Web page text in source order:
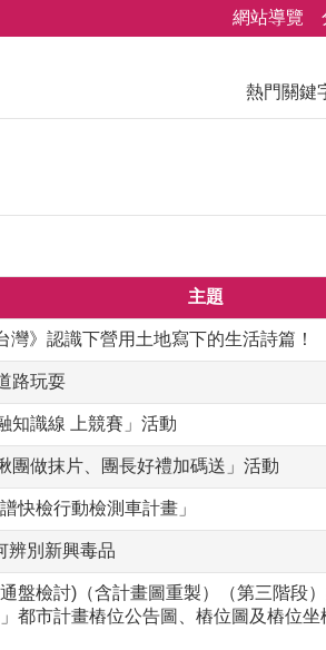
網站導覽
熱門關鍵
主題
》認識下營用土地寫下的生活詩篇！
路玩耍
知識線 上競賽」活動
團做抹片、團長好禮加碼送」活動
快檢行動檢測車計畫」
辨別新興毒品
盤檢討)（含計畫圖重製）（第三階段
都市計畫樁位公告圖、樁位圖及樁位